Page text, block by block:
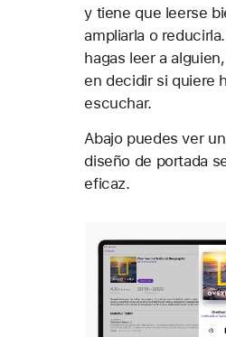
y tiene que leerse
ampliarla o
hagas leer a
en decidir si quiere
escuchar.
Abajo puedes ver
diseño de portada
eficaz.